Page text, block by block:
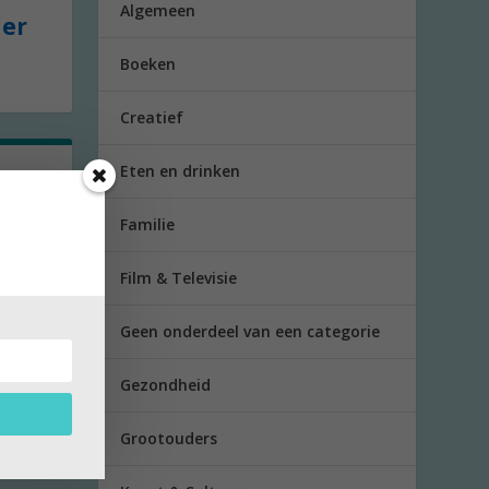
Algemeen
Boeken
Creatief
Eten en drinken
Familie
Film & Televisie
Geen onderdeel van een categorie
Gezondheid
Grootouders